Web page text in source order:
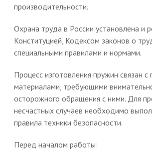
производительности.
Охрана труда в России установлена и
Конституцией, Кодексом законов о
специальными правилами и нормами.
Процесс изготовления пружин связан
материалами, требующими
осторожного обращения с ними. Для
несчастных случаев необходимо
правила техники безопасности.
Перед началом работы: